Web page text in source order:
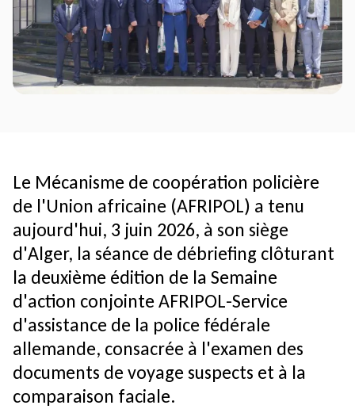
Le Mécanisme de coopération policière
de l'Union africaine (AFRIPOL) a tenu
aujourd'hui, 3 juin 2026, à son siège
d'Alger, la séance de débriefing clôturant
la deuxième édition de la Semaine
d'action conjointe AFRIPOL-Service
d'assistance de la police fédérale
allemande, consacrée à l'examen des
documents de voyage suspects et à la
comparaison faciale.